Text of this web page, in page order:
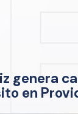
genera
en